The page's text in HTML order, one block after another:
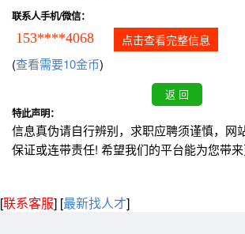
联系人手机/微信：
153****4068 点击查看完整信息
(查看需要10金币)
特此声明：
信息真伪请自行辨别，求职应聘须谨慎，网
保证或连带责任! 希望我们的平台能为您带来
[联系客服] [最新找人才]